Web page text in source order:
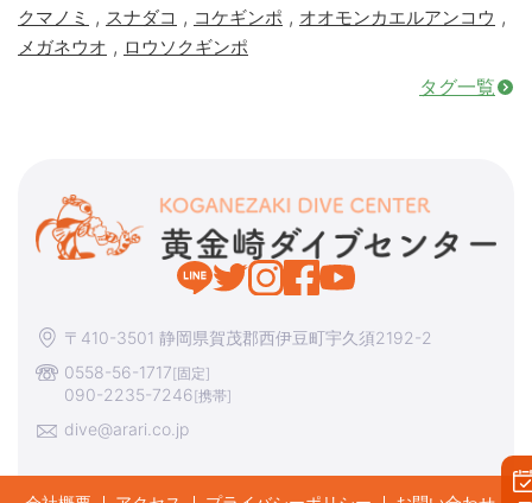
クマノミ , スナダコ , コケギンポ , オオモンカエルアンコウ ,
メガネウオ , ロウソクギンポ
タグ一覧
〒410-3501 静岡県賀茂郡西伊豆町宇久須2192-2
0558-56-1717[固定]
090-2235-7246[携帯]
dive@arari.co.jp